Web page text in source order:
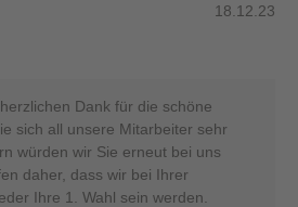
18.12.23
Dank für die schöne
sich all unsere Mitarbeiter sehr
würden wir Sie erneut bei uns
daher, dass wir bei Ihrer
Ihre 1. Wahl sein werden.